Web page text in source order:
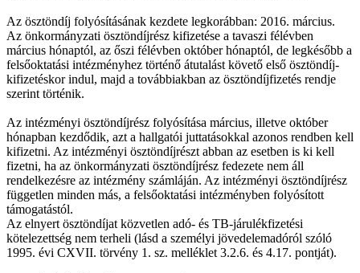
Az ösztöndíj folyósításának kezdete legkorábban: 2016. március.
Az önkormányzati ösztöndíjrész kifizetése a tavaszi félévben
március hónaptól, az őszi félévben október hónaptól, de legkésőbb a
felsőoktatási intézményhez történő átutalást követő első ösztöndíj-
kifizetéskor indul, majd a továbbiakban az ösztöndíjfizetés rendje
szerint történik.
Az intézményi ösztöndíjrész folyósítása március, illetve október
hónapban kezdődik, azt a hallgatói juttatásokkal azonos rendben kell
kifizetni. Az intézményi ösztöndíjrészt abban az esetben is ki kell
fizetni, ha az önkormányzati ösztöndíjrész fedezete nem áll
rendelkezésre az intézmény számláján. Az intézményi ösztöndíjrész
független minden más, a felsőoktatási intézményben folyósított
támogatástól.
Az elnyert ösztöndíjat közvetlen adó- és TB-járulékfizetési
kötelezettség nem terheli (lásd a személyi jövedelemadóról szóló
1995. évi CXVII. törvény 1. sz. melléklet 3.2.6. és 4.17. pontját).